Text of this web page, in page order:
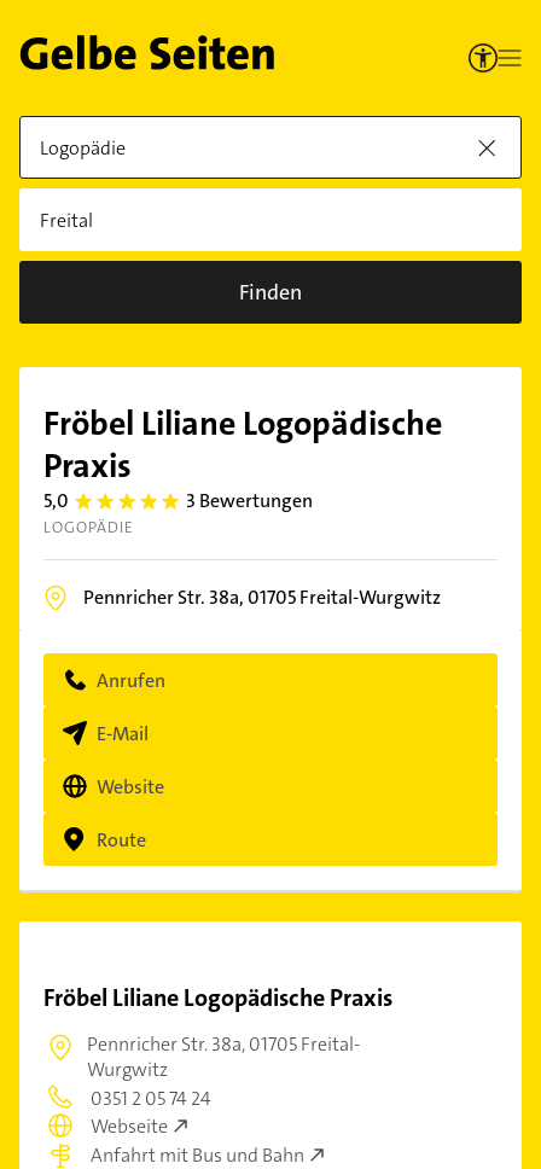
Finden
Fröbel Liliane Logopädische
Praxis
5,0 5.0 3 Bewertungen
LOGOPÄDIE
Pennricher Str. 38a,01705Freital-Wurgwitz
Anrufen
E-Mail
Website
Route
Fröbel Liliane Logopädische Praxis
Pennricher Str. 38a,01705 Freital-
Wurgwitz
0351 2 05 74 24
Webseite
Anfahrt mit Bus und Bahn